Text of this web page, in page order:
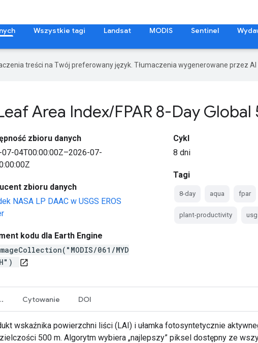
Wszystkie tagi Landsat MODIS Sentinel
treści na Twój preferowany język. Tłumaczenia wygenerowane przez AI
Area Index/FPAR 8-Day
zbioru danych
04T00:00:00Z–2026-07-
zbioru danych
NASA LP DAAC w USGS EROS
kodu dla Earth Engine
061/MYD
open_in_new
Cykl
8 dni
Tagi
8-day aqua fpar
plant-productivity
z usługi Cytowanie DOI
wskaźnika powierzchni liści (LAI) i ułamka fotosyntetycznie
500 m. Algorytm wybiera „najlepszy” piksel dostępny ze